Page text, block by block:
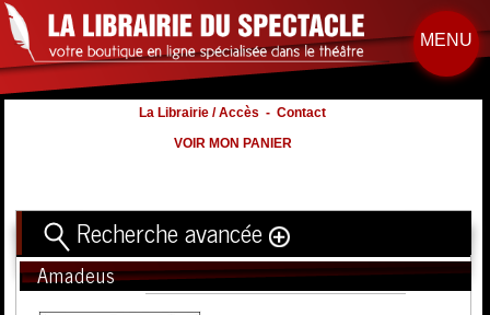
MENU
La Librairie / Accès -Contact
VOIR MON PANIER
Recherche avancée
TitreAmadeus